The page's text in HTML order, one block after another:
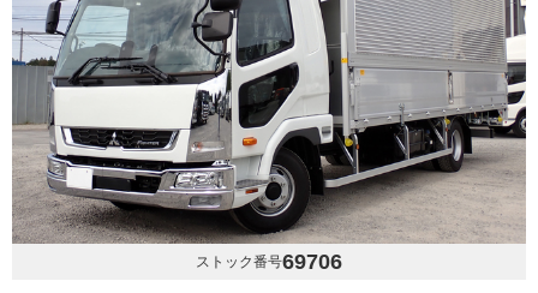
ストック番号69706